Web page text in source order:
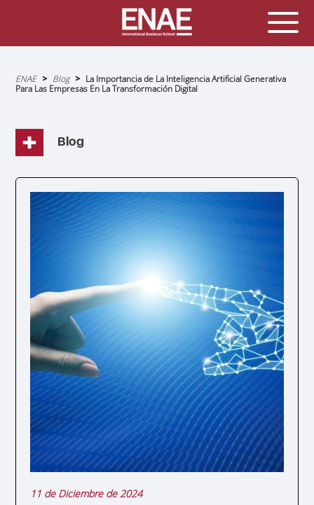
Sobrescribir
enlaces
de
navegación
ENAE Blog
La Importancia de La Inteligencia Artificial Generativa
Para Las Empresas En La Transformación Digital
Blog
11 de Diciembre de 2024